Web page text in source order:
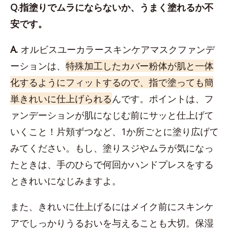
Q.指塗りでムラにならないか、うまく塗れるか不
安です。
A. オルビスユーカラースキンケアマスクファンデ
ーションは、 特殊加工したカバー粉体が肌と一体
化するようにフィットするので、指で塗っても簡
単きれいに仕上げられるんです。ポイントは、フ
ァンデーションが肌になじむ前にサッと仕上げて
いくこと！片頬ずつなど、1か所ごとに塗り広げて
みてください。もし、塗りスジやムラが気になっ
たときは、手のひらで何回かハンドプレスをする
ときれいになじみますよ。
また、きれいに仕上げるにはメイク前にスキンケ
アでしっかりうるおいを与えることも大切。保湿